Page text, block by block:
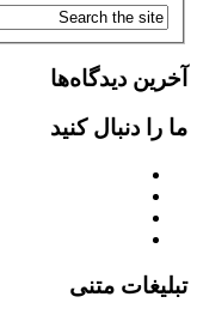
آخرین دیدگاه‌ها
ما را دنبال کنید
تبلیغات متنی